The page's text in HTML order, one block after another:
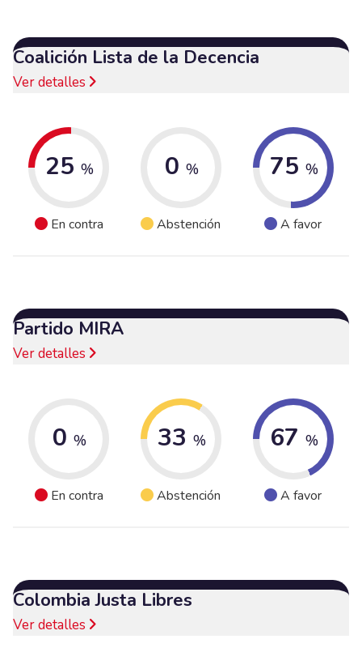
Coalición Lista de la Decencia
Ver detalles
25 %
En contra
0 %
Abstención
75 %
A favor
Partido MIRA
Ver detalles
0 %
En contra
33 %
Abstención
67 %
A favor
Colombia Justa Libres
Ver detalles